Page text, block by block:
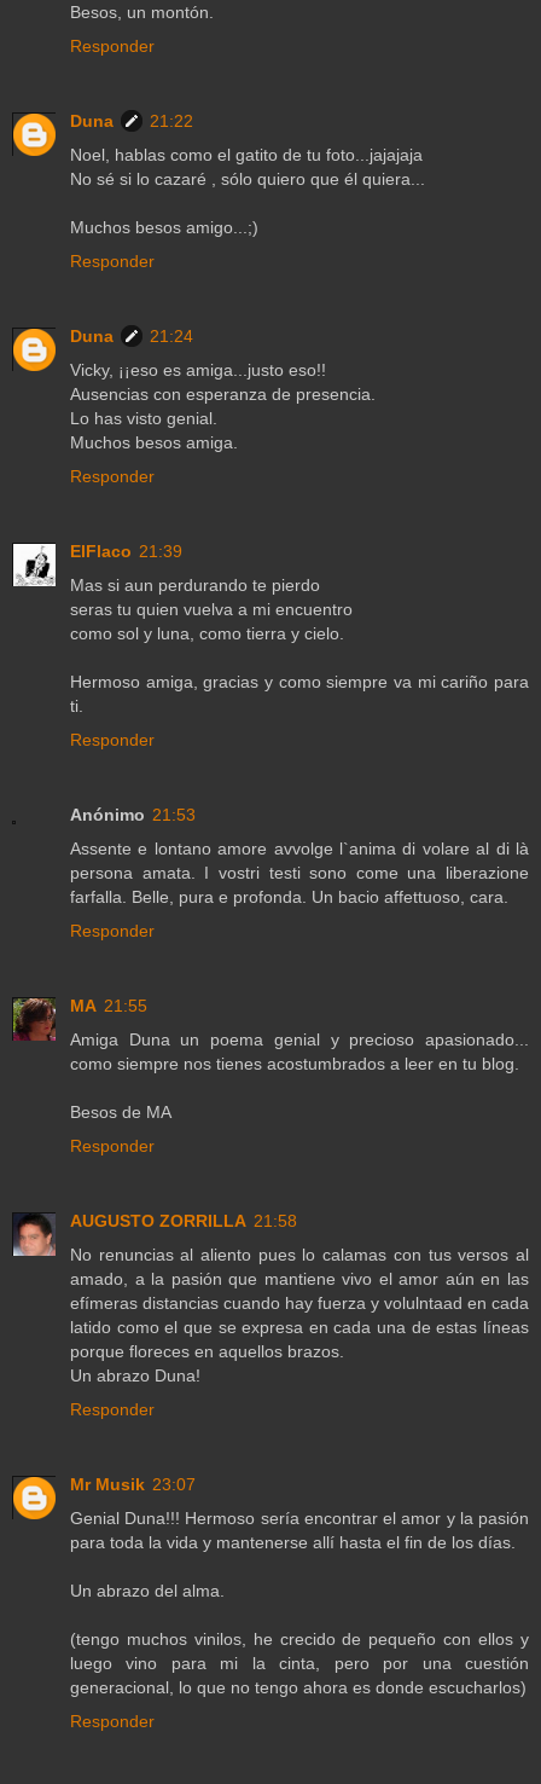
Besos, un montón.
Responder
Duna
21:22
Noel, hablas como el gatito de tu foto...jajajaja
No sé si lo cazaré , sólo quiero que él quiera...
Muchos besos amigo...;)
Responder
Duna
21:24
Vicky, ¡¡eso es amiga...justo eso!!
Ausencias con esperanza de presencia.
Lo has visto genial.
Muchos besos amiga.
Responder
ElFlaco 21:39
Mas si aun perdurando te pierdo
seras tu quien vuelva a mi encuentro
como sol y luna, como tierra y cielo.
Hermoso amiga, gracias y como siempre va mi cariño para
ti.
Responder
Anónimo 21:53
Assente e lontano amore avvolge l`anima di volare al di là
persona amata. I vostri testi sono come una liberazione
farfalla. Belle, pura e profonda. Un bacio affettuoso, cara.
Responder
MA 21:55
Amiga Duna un poema genial y precioso apasionado...
como siempre nos tienes acostumbrados a leer en tu blog.
Besos de MA
Responder
AUGUSTO ZORRILLA 21:58
No renuncias al aliento pues lo calamas con tus versos al
amado, a la pasión que mantiene vivo el amor aún en las
efímeras distancias cuando hay fuerza y volulntaad en cada
latido como el que se expresa en cada una de estas líneas
porque floreces en aquellos brazos.
Un abrazo Duna!
Responder
Mr Musik 23:07
Genial Duna!!! Hermoso sería encontrar el amor y la pasión
para toda la vida y mantenerse allí hasta el fin de los días.
Un abrazo del alma.
(tengo muchos vinilos, he crecido de pequeño con ellos y
luego vino para mi la cinta, pero por una cuestión
generacional, lo que no tengo ahora es donde escucharlos)
Responder